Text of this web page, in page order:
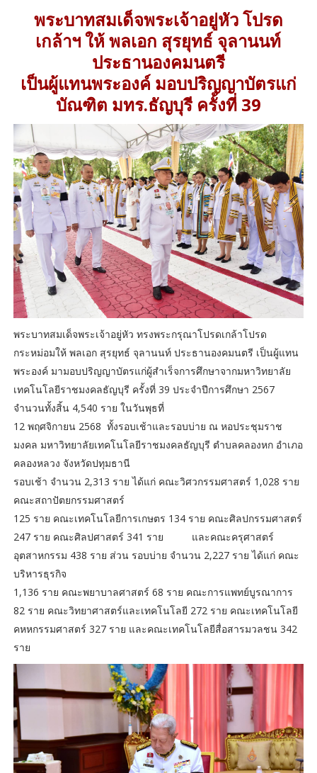
พระบาทสมเด็จพระเจ้าอยู่หัว โปรด
เกล้าฯ ให้ พลเอก สุรยุทธ์ จุลานนท์
ประธานองคมนตรี
เป็นผู้แทนพระองค์ มอบปริญญาบัตรแก่
บัณฑิต มทร.ธัญบุรี ครั้งที่ 39
พระบาทสมเด็จพระเจ้าอยู่หัว ทรงพระกรุณาโปรดเกล้าโปรด
กระหม่อมให้ พลเอก สุรยุทธ์ จุลานนท์ ประธานองคมนตรี เป็นผู้แทน
พระองค์ มามอบปริญญาบัตรแก่ผู้สำเร็จการศึกษาจากมหาวิทยาลัย
เทคโนโลยีราชมงคลธัญบุรี ครั้งที่ 39 ประจำปีการศึกษา 2567
จำนวนทั้งสิ้น 4,540 ราย ในวันพุธที่
12 พฤศจิกายน 2568 ทั้งรอบเช้าและรอบบ่าย ณ หอประชุมราช
มงคล มหาวิทยาลัยเทคโนโลยีราชมงคลธัญบุรี ตำบลคลองหก อำเภอ
คลองหลวง จังหวัดปทุมธานี
รอบเช้า จำนวน 2,313 ราย ได้แก่ คณะวิศวกรรมศาสตร์ 1,028 ราย
คณะสถาปัตยกรรมศาสตร์
125 ราย คณะเทคโนโลยีการเกษตร 134 ราย คณะศิลปกรรมศาสตร์
247 ราย คณะศิลปศาสตร์ 341 ราย และคณะครุศาสตร์
อุตสาหกรรม 438 ราย ส่วน รอบบ่าย จำนวน 2,227 ราย ได้แก่ คณะ
บริหารธุรกิจ
1,136 ราย คณะพยาบาลศาสตร์ 68 ราย คณะการแพทย์บูรณาการ
82 ราย คณะวิทยาศาสตร์และเทคโนโลยี 272 ราย คณะเทคโนโลยี
คหหกรรมศาสตร์ 327 ราย และคณะเทคโนโลยีสื่อสารมวลชน 342
ราย